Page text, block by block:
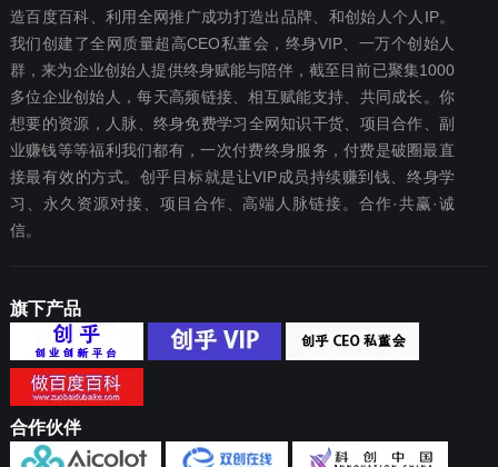
造百度百科、利用全网推广成功打造出品牌、和创始人个人IP。
我们创建了全网质量超高CEO私董会，终身VIP、一万个创始人
群，来为企业创始人提供终身赋能与陪伴，截至目前已聚集1000
多位企业创始人，每天高频链接、相互赋能支持、共同成长。你
想要‬的资源，人脉、终身免费学习全网知识干货、项目合作、副
业赚钱等等福利我们都‬有，一次付费终‬身服务，付费是破圈最‬直
接最有效‬的方式。创乎目标就是让VIP成员持续赚到钱、终身学
习、永久资源对接、项目合作、高端人脉链接。合作·共赢·诚
信。
旗下产品
合作伙伴